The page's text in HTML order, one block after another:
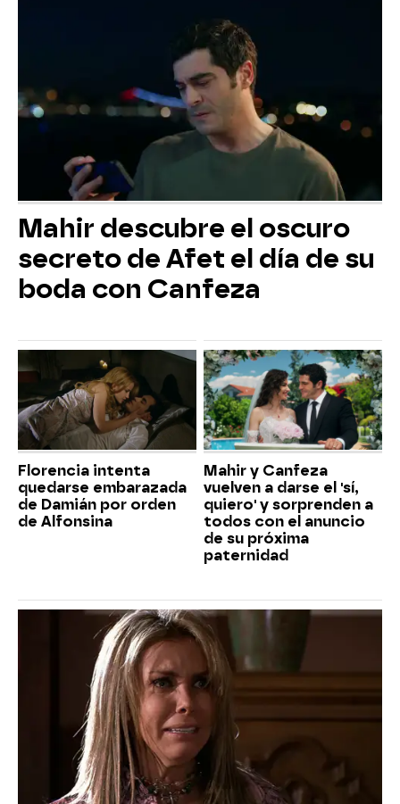
Mahir descubre el oscuro
secreto de Afet el día de su
boda con Canfeza
Florencia intenta
quedarse embarazada
de Damián por orden
de Alfonsina
Mahir y Canfeza
vuelven a darse el 'sí,
quiero' y sorprenden a
todos con el anuncio
de su próxima
paternidad